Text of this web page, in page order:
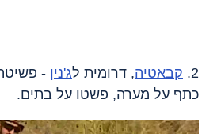
2. קבאטיה, דרומית לג'נין
כתף על מערה, פשטו על בתים.